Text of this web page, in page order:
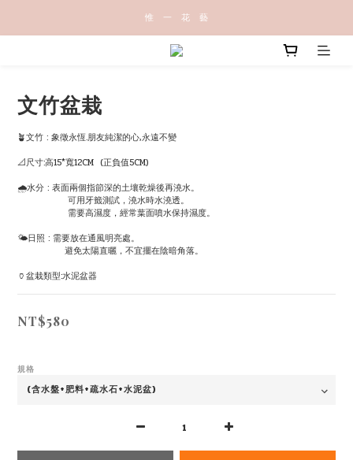
惟   一   花   藝
文竹盆栽
🪴文竹 : 象徵永恆.朋友純潔的心,永遠不變
📐尺寸:高15*寬12CM  (正負值5CM)
🌧水分 : 表面兩個指節深的土壤乾燥後再澆水。
                可用牙籤測試，澆水時水澆透。
                需要高濕度，經常葉面噴水保持濕度。
🌤日照 : 需要放在通風明亮處。
               避免太陽直曬，不宜擺在陰暗角落。
🏺盆栽類型:水泥盆器
NT$580
規格